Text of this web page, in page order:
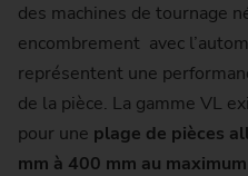
des machines de tournage
encombrement avec
représentent une
de la pièce. La gamme VL
pour une plage de pièces
mm à 400 mm au maximum